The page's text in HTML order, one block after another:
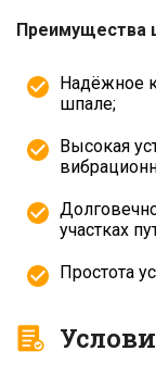
Преимущества
Надёжное
шпале;
Высокая
участках
Простота